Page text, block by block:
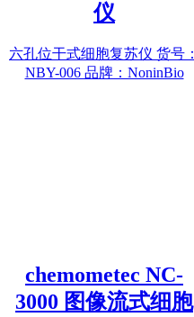
仪
六孔位干式细胞复苏仪 货号：
NBY-006 品牌：NoninBio
chemometec NC-
3000 图像流式细胞